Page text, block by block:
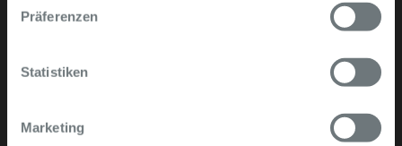
Präferenzen
Statistiken
Marketing
Technologie für
maßgeschneiderte